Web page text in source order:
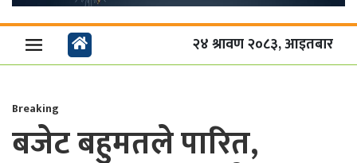
२४ श्रावण २०८३, आइतबार
Breaking
बजेट बहुमतले पारित,